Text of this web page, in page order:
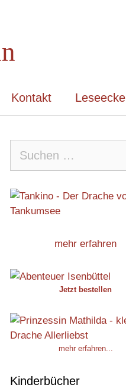
Kontakt Leseecke
nach:
mehr erfahren
Jetzt bestellen
mehr erfahren...
Kinderbücher